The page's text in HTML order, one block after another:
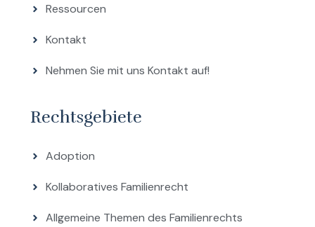
Ressourcen
Kontakt
Nehmen Sie mit uns Kontakt auf!
Rechtsgebiete
Adoption
Kollaboratives Familienrecht
Allgemeine Themen des Familienrechts